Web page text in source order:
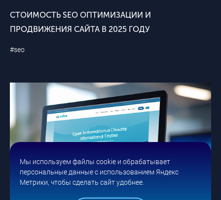
СТОИМОСТЬ SEO ОПТИМИЗАЦИИ И
ПРОДВИЖЕНИЯ САЙТА В 2025 ГОДУ
#seo
Мы используем файлы cookie и обрабатывает
персональные данные с использованием Яндекс
Метрики, чтобы сделать сайт удобнее.